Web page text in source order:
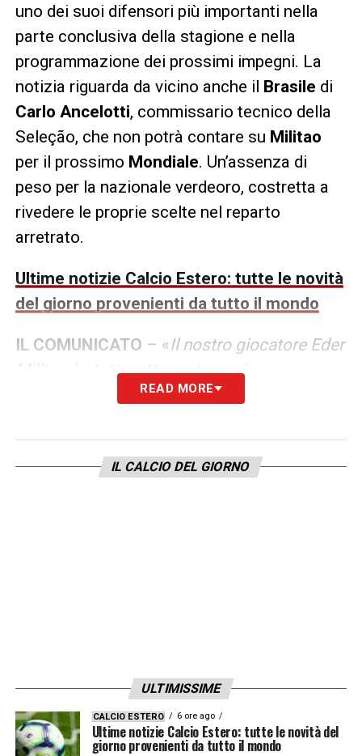
uno dei suoi difensori più importanti nella
parte conclusiva della stagione e nella
programmazione dei prossimi impegni. La
notizia riguarda da vicino anche il Brasile di
Carlo Ancelotti, commissario tecnico della
Seleção, che non potrà contare su Militao
per il prossimo Mondiale. Un’assenza di
peso per la nazionale verdeoro, costretta a
rivedere le proprie scelte nel reparto
arretrato.
Ultime notizie Calcio Estero: tutte le novità
del giorno provenienti da tutto il mondo
IL COMUNICATO – «Il nostro giocatore Eder
Militao è stato sottoposto oggi con
successo ad un intervento chirurgico per la
bicipite femorale della gamba sinistra.
L’operazione è stata eseguita con successo
READ MORE
IL CALCIO DEL GIORNO
ULTIMISSIME
CALCIO ESTERO 6 ore ago
Ultime notizie Calcio Estero: tutte le novità del
giorno provenienti da tutto il mondo